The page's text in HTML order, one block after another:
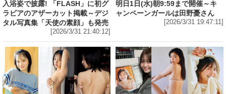
入浴姿で披露! 「FLASH」に初グ
ラビアのアザーカット掲載～デジ
タル写真集「天使の素顔」も発売
[2026/3/31 21:40:12]
明日1日(水)朝9:59まで開催～キ
ャンペーンガールは田野憂さん
[2026/3/31 19:47:11]